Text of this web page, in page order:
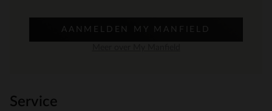
AANMELDEN MY MANFIELD
Service